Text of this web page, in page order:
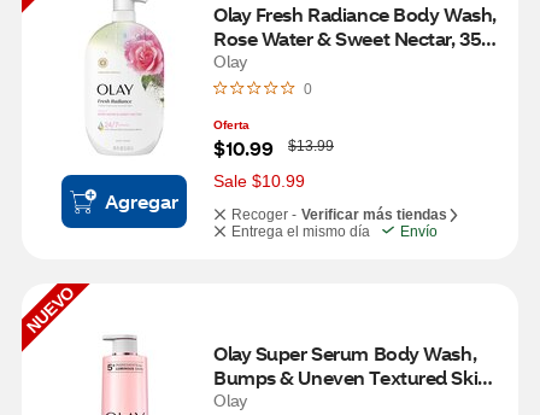
Agregar
Olay Fresh Radiance Body Wash,
Rose Water & Sweet Nectar, 35
OZ
Olay
0
Oferta
$10.99
W
a
s
$13.99
Sale $10.99
Recoger - Verificar más tiendas
Entrega el mismo día
Envío
NUEVO
Olay Super Serum Body Wash,
Bumps & Uneven Textured Skin,
20 OZ
Olay